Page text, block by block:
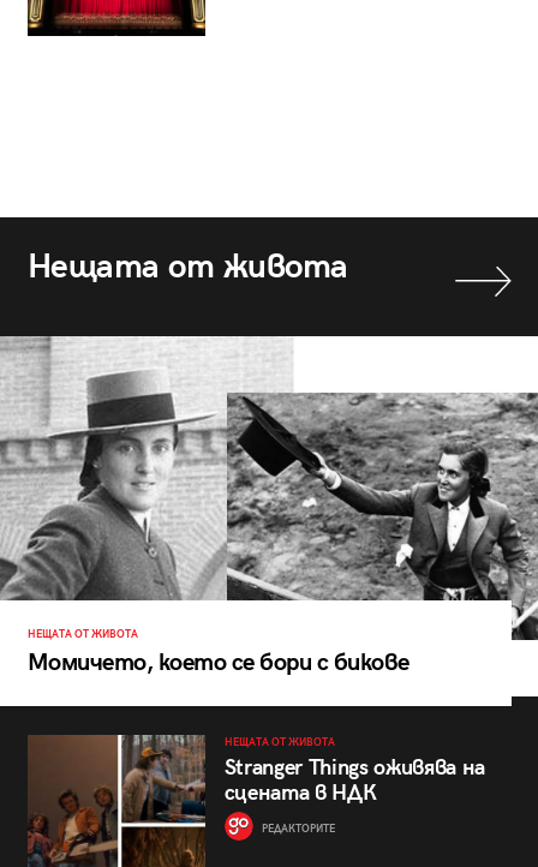
Нещата от живота
НЕЩАТА ОТ ЖИВОТА
Момичето, което се бори с бикове
НЕЩАТА ОТ ЖИВОТА
Stranger Things оживява на
сцената в НДК
РЕДАКТОРИТЕ